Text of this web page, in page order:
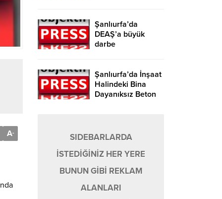
A-
Şanlıurfa’da
DEAŞ’a büyük
darbe
Şanlıurfa’da İnşaat
Halindeki Bina
Dayanıksız Beton
SIDEBARLARDA
İSTEDİĞİNİZ HER YERE
BUNUN GİBİ REKLAM
ALANLARI